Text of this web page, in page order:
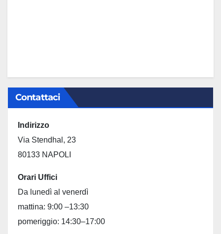
Contattaci
Indirizzo
Via Stendhal, 23
80133 NAPOLI
Orari Uffici
Da lunedì al venerdì
mattina: 9:00 –13:30
pomeriggio: 14:30–17:00